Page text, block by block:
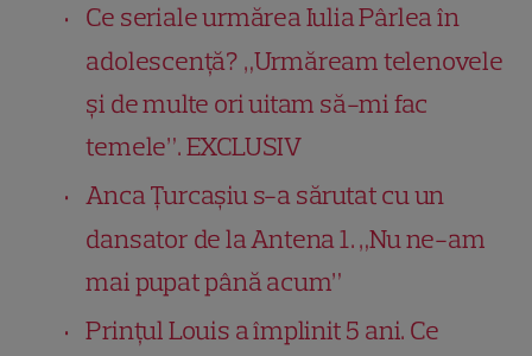
Ce seriale urmărea Iulia Pârlea în
adolescență? „Urmăream telenovele
și de multe ori uitam să-mi fac
temele”. EXCLUSIV
Anca Țurcașiu s-a sărutat cu un
dansator de la Antena 1. „Nu ne-am
mai pupat până acum”
Prințul Louis a împlinit 5 ani. Ce